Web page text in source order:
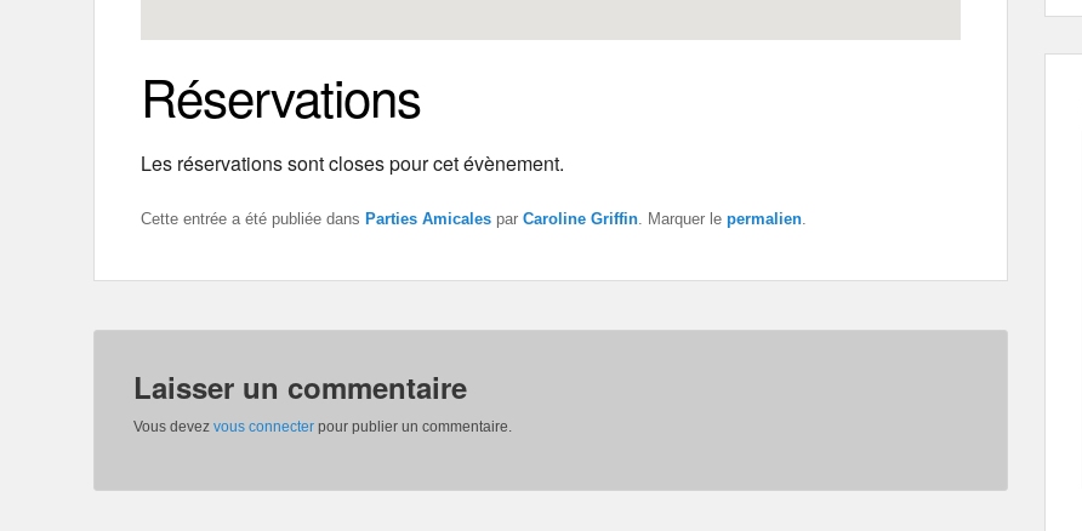
Réservations
Les réservations sont closes pour cet évènement.
Cette entrée a été publiée dans Parties Amicales par Caroline Griffin. Marquer le permalien.
Laisser un commentaire
Vous devez vous connecter pour publier un commentaire.